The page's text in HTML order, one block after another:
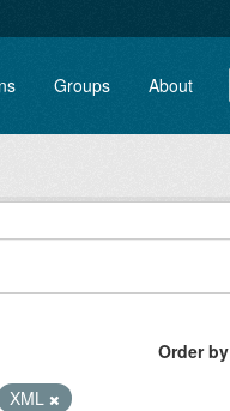
Groups About
Order by
XML